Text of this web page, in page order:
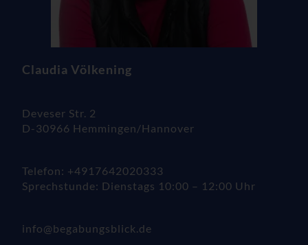
Claudia Völkening
Deveser Str. 2
D-30966 Hemmingen/Hannover
Telefon: +4917642020333
Sprechstunde: Dienstags 10:00 – 12:00 Uhr
info@begabungsblick.de